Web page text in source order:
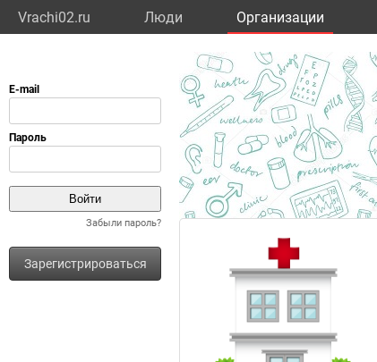
Vrachi02.ru Люди Организации
Забыли пароль?
Зарегистрироваться